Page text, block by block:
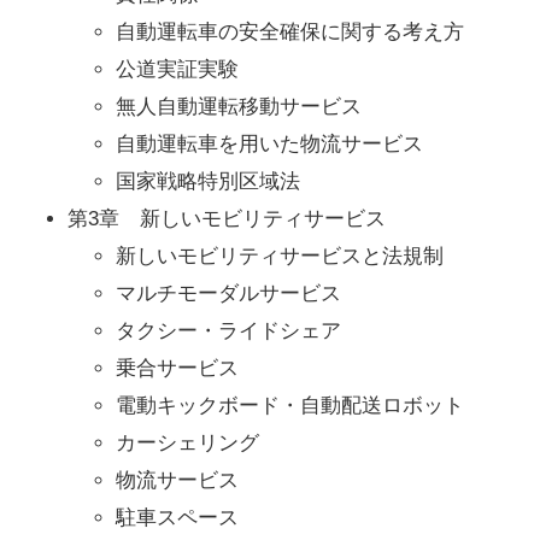
自動運転車の安全確保に関する考え方
公道実証実験
無人自動運転移動サービス
自動運転車を用いた物流サービス
国家戦略特別区域法
第3章 新しいモビリティサービス
新しいモビリティサービスと法規制
マルチモーダルサービス
タクシー・ライドシェア
乗合サービス
電動キックボード・自動配送ロボット
カーシェリング
物流サービス
駐車スペース